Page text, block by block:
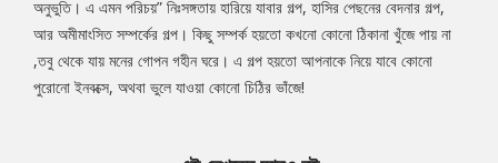
অনুভুতি। এ এমন পরিচয়” নিঃসঙ্গতায় হারিয়ে যাবার গল্প, হাসির পেছনের বেদনার গল্প,
আর অমীমাংসিত সম্পর্কের গল্প। কিছু সম্পর্ক হয়তো কখনো কোনো ঠিকানা খুঁজে পায় না
,তবু থেকে যায় মনের গোপন গহীন ঘরে। এ গল্প হয়তো আপনাকে নিয়ে যাবে কোনো
পুরোনো ইনবক্সে, অথবা ভুলে যাওয়া কোনো চিঠির ভাঁজে!